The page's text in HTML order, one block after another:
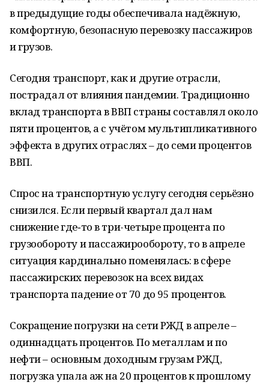
в предыдущие годы обеспечивала надёжную,
комфортную, безопасную перевозку пассажиров
и грузов.
Сегодня транспорт, как и другие отрасли,
пострадал от влияния пандемии. Традиционно
вклад транспорта в ВВП страны составлял около
пяти процентов, а с учётом мультипликативного
эффекта в других отраслях – до семи процентов
ВВП.
Спрос на транспортную услугу сегодня серьёзно
снизился. Если первый квартал дал нам
снижение где‑то в три-четыре процента по
грузообороту и пассажирообороту, то в апреле
ситуация кардинально поменялась: в сфере
пассажирских перевозок на всех видах
транспорта падение от 70 до 95 процентов.
Сокращение погрузки на сети РЖД в апреле –
одиннадцать процентов. По металлам и по
нефти – основным доходным грузам РЖД,
погрузка упала аж на 20 процентов к прошлому